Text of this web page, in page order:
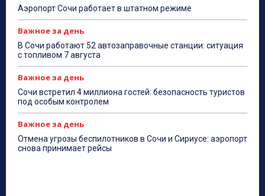
Аэропорт Сочи работает в штатном режиме
Важное за день
В Сочи работают 52 автозаправочные станции: ситуация
с топливом 7 августа
Важное за день
Сочи встретил 4 миллиона гостей: безопасность туристов
под особым контролем
Важное за день
Отмена угрозы беспилотников в Сочи и Сириусе: аэропорт
снова принимает рейсы